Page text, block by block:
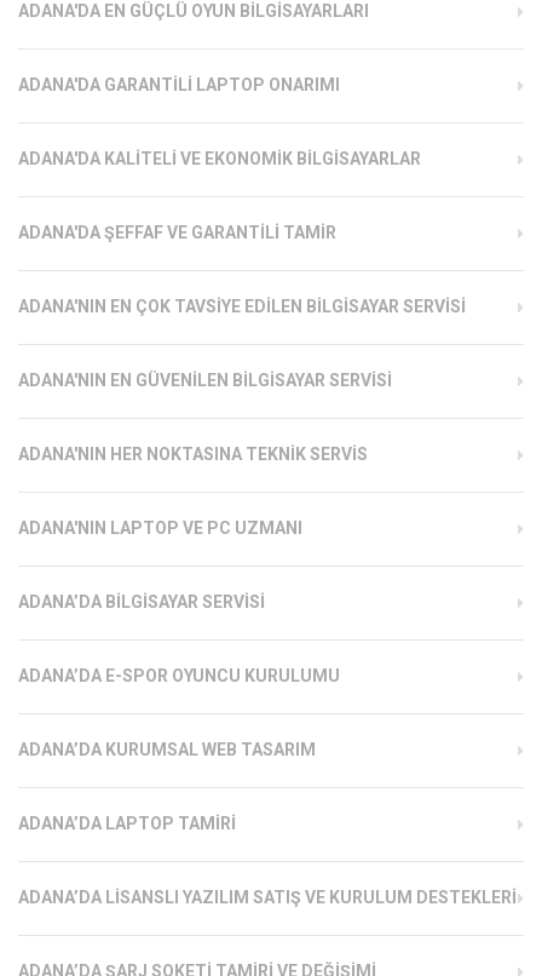
ADANA'DA EN GÜÇLÜ OYUN BILGISAYARLARI
ADANA'DA GARANTILI LAPTOP ONARIMI
ADANA'DA KALITELI VE EKONOMIK BILGISAYARLAR
ADANA'DA ŞEFFAF VE GARANTILI TAMIR
ADANA'NIN EN ÇOK TAVSIYE EDILEN BILGISAYAR SERVISI
ADANA'NIN EN GÜVENILEN BILGISAYAR SERVISI
ADANA'NIN HER NOKTASINA TEKNIK SERVIS
ADANA'NIN LAPTOP VE PC UZMANI
ADANA’DA BILGISAYAR SERVISI
ADANA’DA E-SPOR OYUNCU KURULUMU
ADANA’DA KURUMSAL WEB TASARIM
ADANA’DA LAPTOP TAMIRI
ADANA’DA LISANSLI YAZILIM SATIŞ VE KURULUM DESTEKLERI
ADANA’DA ŞARJ SOKETI TAMIRI VE DEĞIŞIMI